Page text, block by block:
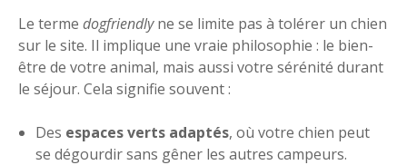
Le terme dogfriendlyne se limite pas à tolérer un chien
sur le site. Il implique une vraie philosophie : le bien-
être de votre animal, mais aussi votre sérénité durant
le séjour. Cela signifie souvent :
Des espaces verts adaptés, où votre chien peut
se dégourdir sans gêner les autres campeurs.